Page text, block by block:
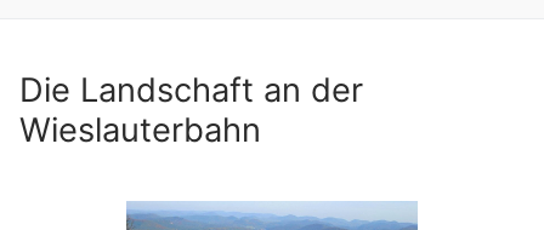
Die Landschaft an der
Wieslauterbahn